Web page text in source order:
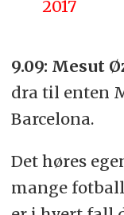
2017
9.09: Mesut
dra til enten
Barcelona.
Det høres
mange